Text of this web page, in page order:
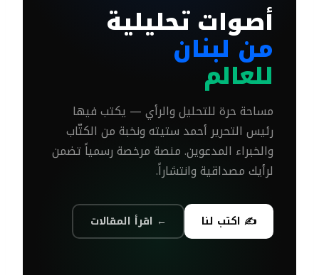
أصوات تحليلية
من لبنان
للعالم
مساحة حرة للتحليل والرأي — يكتب فيها
رئيس التحرير أحمد ستيته ونخبة من الكتّاب
والخبراء المدعوين. منصة مرخصة رسمياً تضمن
لرأيك مصداقية وانتشاراً.
✍ اكتب لنا ← اقرأ المقالات